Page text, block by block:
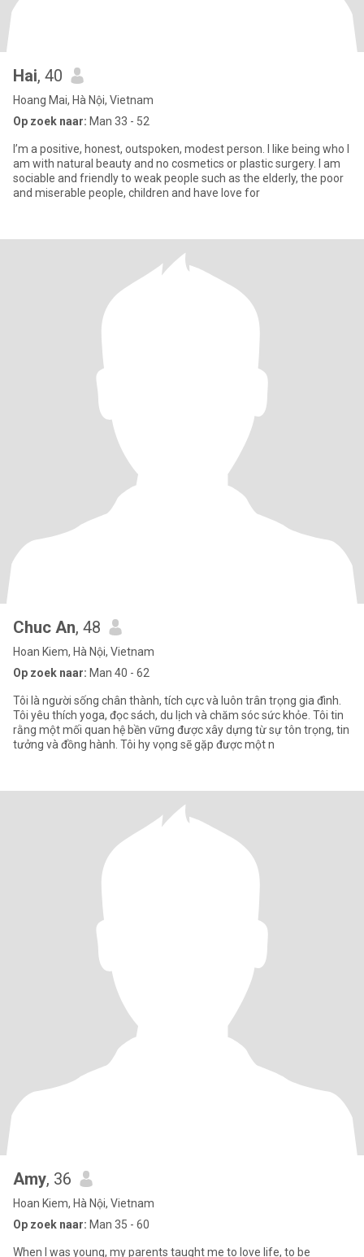
Hai, 40
Hoang Mai, Hà Nội, Vietnam
Op zoek naar: Man 33 - 52
I’m a positive, honest, outspoken, modest person. I like being who I
am with natural beauty and no cosmetics or plastic surgery. I am
sociable and friendly to weak people such as the elderly, the poor
and miserable people, children and have love for
Chuc An, 48
Hoan Kiem, Hà Nội, Vietnam
Op zoek naar: Man 40 - 62
Tôi là người sống chân thành, tích cực và luôn trân trọng gia đình.
Tôi yêu thích yoga, đọc sách, du lịch và chăm sóc sức khỏe. Tôi tin
rằng một mối quan hệ bền vững được xây dựng từ sự tôn trọng, tin
tưởng và đồng hành. Tôi hy vọng sẽ gặp được một n
Amy, 36
Hoan Kiem, Hà Nội, Vietnam
Op zoek naar: Man 35 - 60
When I was young, my parents taught me to love life, to be